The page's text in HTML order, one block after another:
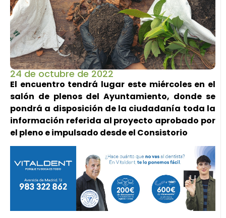
24 de octubre de 2022
El encuentro tendrá lugar este miércoles en el
salón de plenos del Ayuntamiento, donde se
pondrá a disposición de la ciudadanía toda la
información referida al proyecto aprobado por
el pleno e impulsado desde el Consistorio